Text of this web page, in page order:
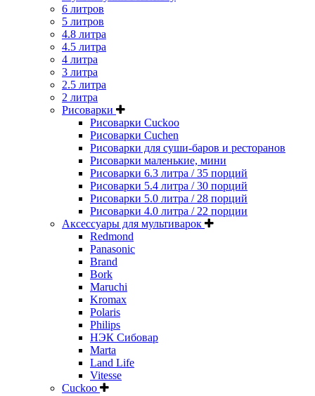
6 литров
5 литров
4.8 литра
4.5 литра
4 литра
3 литра
2.5 литра
2 литра
Рисоварки
Рисоварки Cuckoo
Рисоварки Cuchen
Рисоварки для суши-баров и ресторанов
Рисоварки маленькие, мини
Рисоварки 6.3 литра / 35 порций
Рисоварки 5.4 литра / 30 порций
Рисоварки 5.0 литра / 28 порций
Рисоварки 4.0 литра / 22 порции
Аксессуары для мультиварок
Redmond
Panasonic
Brand
Bork
Maruchi
Kromax
Polaris
Philips
НЭК Сибовар
Marta
Land Life
Vitesse
Cuckoo